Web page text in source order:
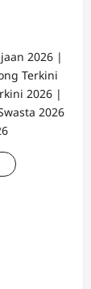
2026 |
Terkini
2026 |
2026